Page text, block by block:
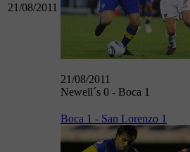
21/08/2011
21/08/2011
Newell´s 0 - Boca 1
Boca 1 - San Lorenzo 1